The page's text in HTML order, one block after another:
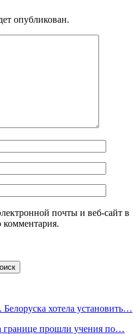
опубликован.
почты и веб-сайт в
комментария.
хотела установить…
границе прошли учения по…